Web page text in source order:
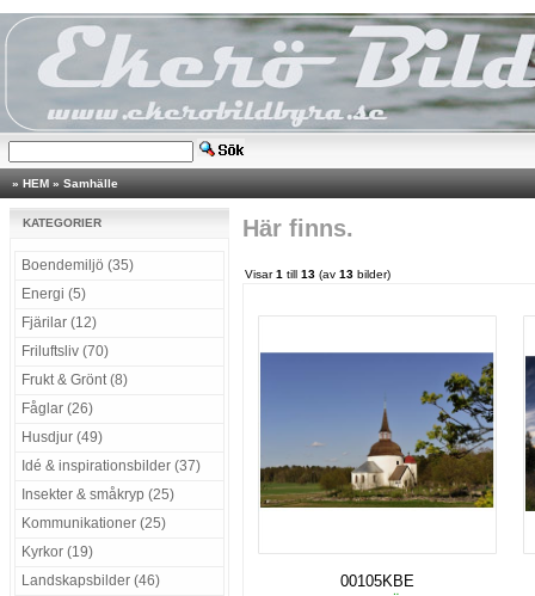
» HEM » Samhälle
KATEGORIER
Boendemiljö (35)
Energi (5)
Fjärilar (12)
Friluftsliv (70)
Frukt & Grönt (8)
Fåglar (26)
Husdjur (49)
Idé & inspirationsbilder (37)
Insekter & småkryp (25)
Kommunikationer (25)
Kyrkor (19)
Landskapsbilder (46)
Här finns.
Visar1 till 13 (av 13 bilder)
00105KBE